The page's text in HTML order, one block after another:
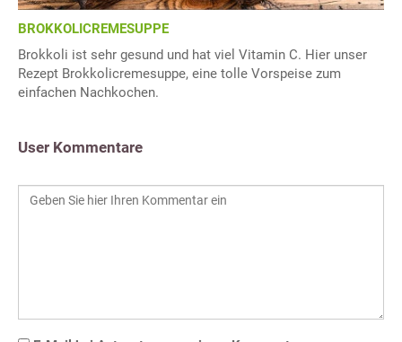
BROKKOLICREMESUPPE
Brokkoli ist sehr gesund und hat viel Vitamin C. Hier unser
Rezept Brokkolicremesuppe, eine tolle Vorspeise zum
einfachen Nachkochen.
User Kommentare